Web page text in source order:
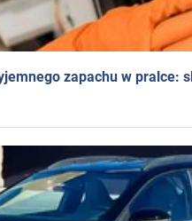
zapachu w pralce: